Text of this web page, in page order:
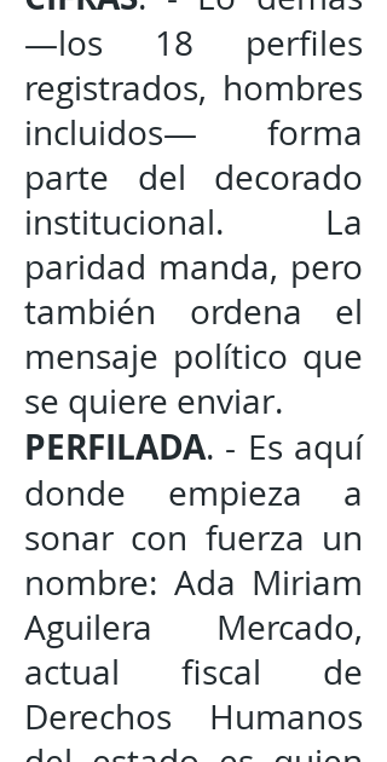
—los 18 perfiles
registrados, hombres
incluidos— forma
parte del decorado
institucional. La
paridad manda, pero
también ordena el
mensaje político que
se quiere enviar.
PERFILADA. - Es aquí
donde empieza a
sonar con fuerza un
nombre: Ada Miriam
Aguilera Mercado,
actual fiscal de
Derechos Humanos